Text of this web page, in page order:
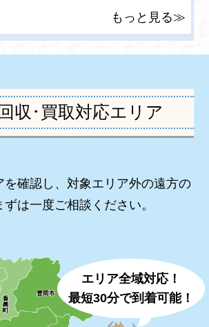
もっと見る≫
収･買取対応エリア
を確認し、対象エリア外の遠方の
は一度ご相談ください。
エリア全域対応！
最短30分で到着可能！